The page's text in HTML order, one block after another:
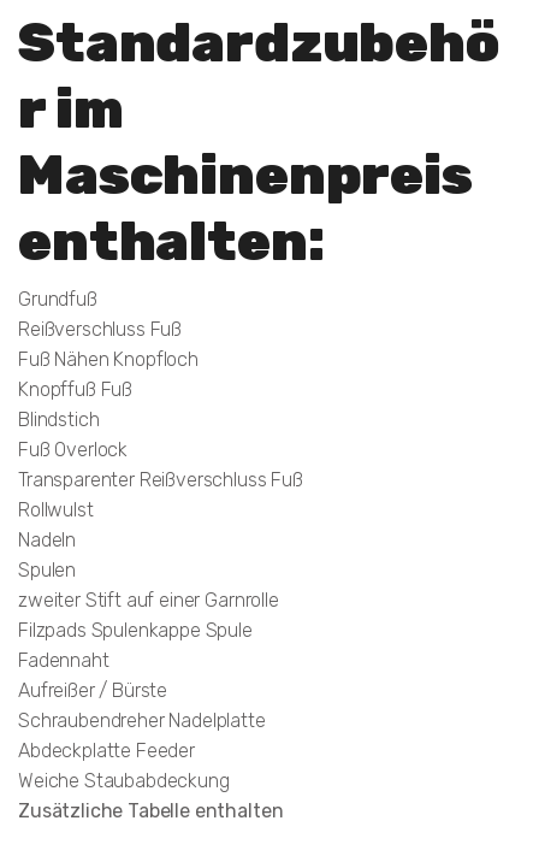
Standardzubehö
r im
Maschinenpreis
enthalten:
Grundfuß
Reißverschluss Fuß
Fuß Nähen Knopfloch
Knopffuß Fuß
Blindstich
Fuß Overlock
Transparenter Reißverschluss Fuß
Rollwulst
Nadeln
Spulen
zweiter Stift auf einer Garnrolle
Filzpads Spulenkappe Spule
Fadennaht
Aufreißer / Bürste
Schraubendreher Nadelplatte
Abdeckplatte Feeder
Weiche Staubabdeckung
Zusätzliche Tabelle enthalten